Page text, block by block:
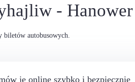
- Hanower
biletów autobusowych.
je online szybko i bezpiecznie